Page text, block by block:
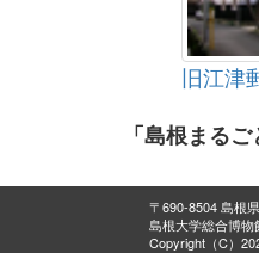
旧江津
「島根まる
〒690-8504 島根
島根大学総合博物
Copyright（C）